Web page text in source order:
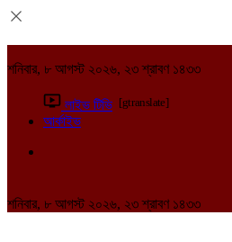
শনিবার, ৮ আগস্ট ২০২৬, ২৩ শ্রাবণ ১৪৩৩
লাইভ টিভি [gtranslate]
আর্কাইভ
শনিবার, ৮ আগস্ট ২০২৬, ২৩ শ্রাবণ ১৪৩৩